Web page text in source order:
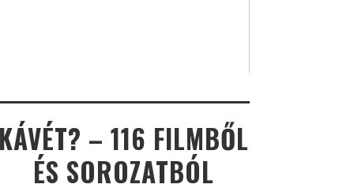
KÁVÉT? – 116 FILMBŐL
ÉS SOROZATBÓL